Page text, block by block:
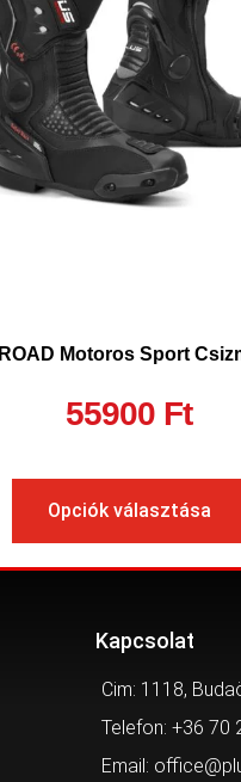
ROAD Motoros Sport
55900 Ft
Opciók választása
Kapcsolat
Cim: 1118,
Telefon: +36 70
Email: